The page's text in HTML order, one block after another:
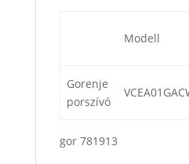
Modell
Gorenje
porszívó
gor 781913